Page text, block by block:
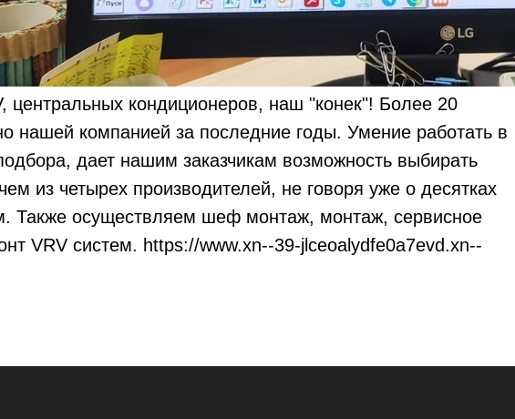
центральных кондиционеров, наш "конек"! Более 20
нашей компанией за последние годы. Умение работать в
дает нашим заказчикам возможность выбирать
из четырех производителей, не говоря уже о десятках
Также осуществляем шеф монтаж, монтаж, сервисное
VRV систем. https://www.xn--39-jlceoalydfe0a7evd.xn--